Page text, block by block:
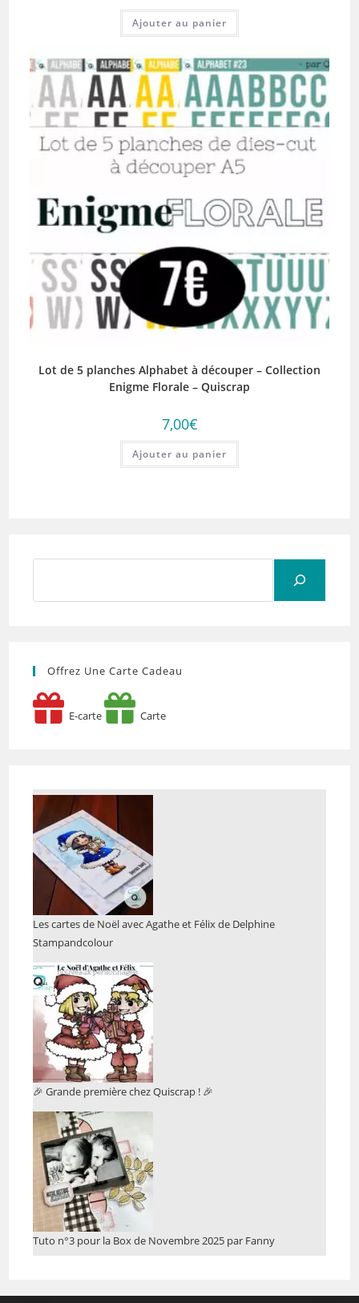
Ajouter au panier
Lot de 5 planches Alphabet à découper – Collection
Enigme Florale – Quiscrap
7,00€
Ajouter au panier
Offrez Une Carte Cadeau
E-carte Carte
Les cartes de Noël avec Agathe et Félix de Delphine
Stampandcolour
🎉 Grande première chez Quiscrap ! 🎉
Tuto n°3 pour la Box de Novembre 2025 par Fanny